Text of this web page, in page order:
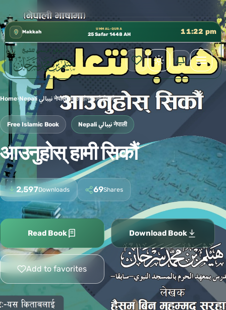
Makkah
UMM AL-QURA
25 Safar 1448 AH 11:22 pm
Home› Nepali نيبالي नेपाली ›आउनुहोस् हामी सिकौं
Free Islamic Book Nepali نيبالي नेपाली
आउनुहोस् हामी सिकौं
2,597Downloads 69Shares
Read Book Download Book
Add to favorites